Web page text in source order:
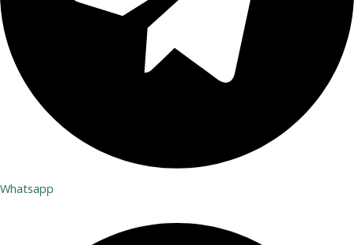
Whatsapp